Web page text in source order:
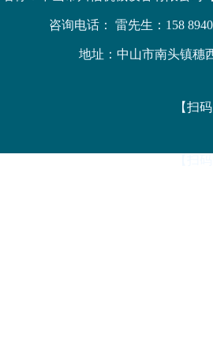
咨询电话： 雷先生：158
地址：中山市南头镇穗
【扫